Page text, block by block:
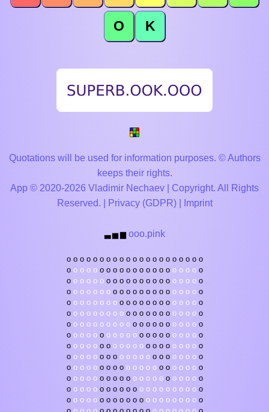
O K
Quotations will be used for information purposes. © Authors
keeps their rights.
App © 2020-2026 Vladimir Nechaev | Copyright. All Rights
Reserved. |
Privacy (GDPR)| Imprint
▃ ▅ ▆ ooo.pink
o o o o o o o o o o o o o o o o o o o o o
o o o o o o o o o o o o o o o o o o o o o
o o o o o o o o o o o o o o o o o o o o o
o o o o o o o o o o o o o o o o o o o o o
o o o o o o o o o o o o o o o o o o o o o
o o o o o o o o o o o o o o o o o o o o o
o o o o o o o o o o o o o o o o o o o o o
o o o o o o o o o o o o o o o o o o o o o
o o o o o o o o o o o o o o o o o o o o o
o o o o o o o o o o o o o o o o o o o o o
o o o o o o o o o o o o o o o o o o o o o
o o o o o o o o o o o o o o o o o o o o o
o o o o o o o o o o o o o o o o o o o o o
o o o o o o o o o o o o o o o o o o o o o